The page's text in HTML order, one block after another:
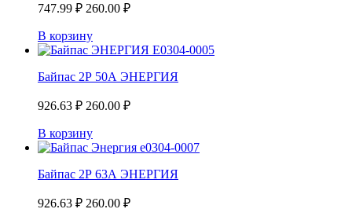
747.99 ₽ 260.00 ₽
В корзину
Байпас 2Р 50А ЭНЕРГИЯ
926.63 ₽ 260.00 ₽
В корзину
Байпас 2Р 63А ЭНЕРГИЯ
926.63 ₽ 260.00 ₽